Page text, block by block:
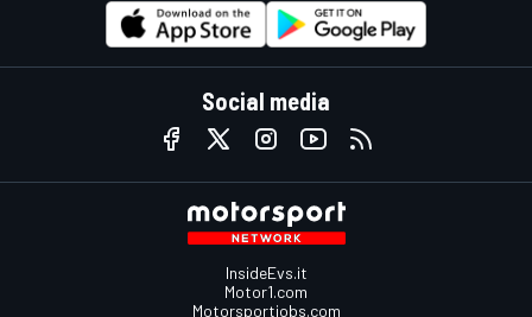
Social media
InsideEvs.it
Motor1.com
Motorsportjobs.com